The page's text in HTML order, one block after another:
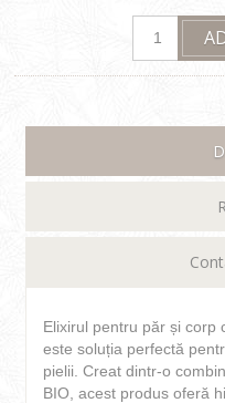
Elixirul pentru păr și corp
este soluția perfectă
pielii. Creat dintr-o
BIO, acest produs oferă